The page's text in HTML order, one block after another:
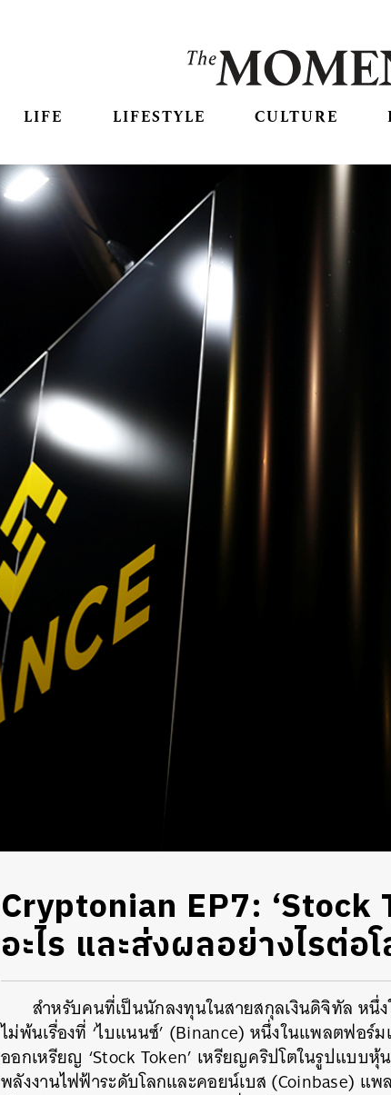
LIFE LIFESTYLE CULTURE
Cryptonian EP7: ‘Stock
อะไร และส่งผลอย่างไรต่อ
สำหรับคนที่เป็นนักลงทุนในสายสกุลเงินดิจิทัล ห
ไม่พ้นเรื่องที่ ‘ไบแนนซ์’ (Binance) หนึ่งในแพลตฟอ
ออกเหรียญ ‘Stock Token’ เหรียญคริปโตในรูปแบบหุ้
พลังงานไฟฟ้าระดับโลกและคอยน์เบส (Coinbase) แ